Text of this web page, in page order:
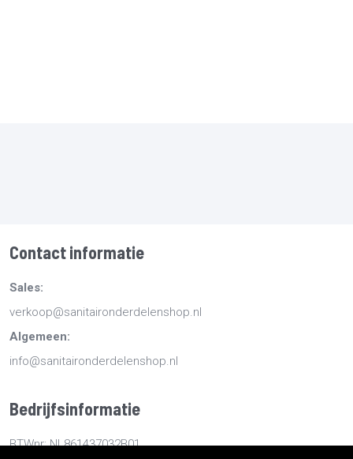
Contact informatie
Sales:
verkoop@sanitaironderdelenshop.nl
Algemeen:
info@sanitaironderdelenshop.nl
Bedrijfsinformatie
BTWnr: NL861437032B01